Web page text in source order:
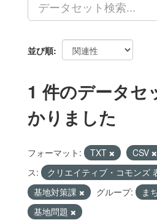
並び順
1 件のデータセ
かりました
フォーマット: TXT CSV
ス:
クリエイティブ・コモンズ
基地対策課
グループ: ま
基地問題